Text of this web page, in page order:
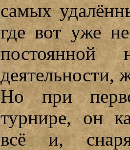
самых
где вот уже
постоянной
деятельности,
Но при
турнире, он
всё и,